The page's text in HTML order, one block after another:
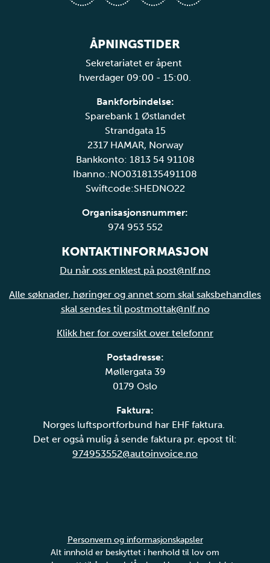
ÅPNINGSTIDER
Sekretariatet er åpent
hverdager 09:00 - 15:00.
Bankforbindelse:
Sparebank 1 Østlandet
Strandgata 15
2317 HAMAR, Norway
Bankkonto: 1813 54 91108
Ibanno.:NO0318135491108
Swiftcode:SHEDNO22
Organisasjonsnummer:
974 953 552
KONTAKTINFORMASJON
Du når oss enklest på post@nlf.no
Alle søknader, høringer og annet som skal saksbehandles
skal sendes til postmottak@nlf.no
Klikk her for oversikt over telefonnr
Postadresse:
Møllergata 39
0179 Oslo
Faktura:
Norges luftsportforbund har EHF faktura.
Det er også mulig å sende faktura pr. epost til:
974953552@autoinvoice.no
Personvern og informasjonskapsler
Alt innhold er beskyttet i henhold til lov om